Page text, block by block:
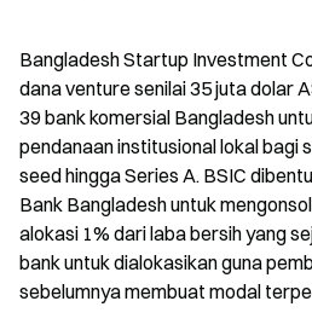
Bangladesh Startup Investment
dana venture senilai 35 juta dolar
39 bank komersial Bangladesh
pendanaan institusional lokal bagi
seed hingga Series A. BSIC
Bank Bangladesh untuk
alokasi 1% dari laba bersih yang
bank untuk dialokasikan guna
sebelumnya membuat modal